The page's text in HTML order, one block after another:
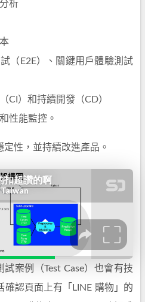
析
（E2E）、關鍵用戶體驗測試
CI）和持續開發（CD）
性能監控。
性，並持續改進產品。
案例（Test Case）也會有技
認頁面上有「LINE 購物」的